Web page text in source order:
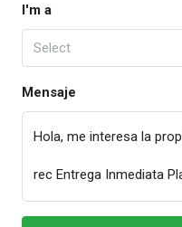
I'm a
Select
Mensaje